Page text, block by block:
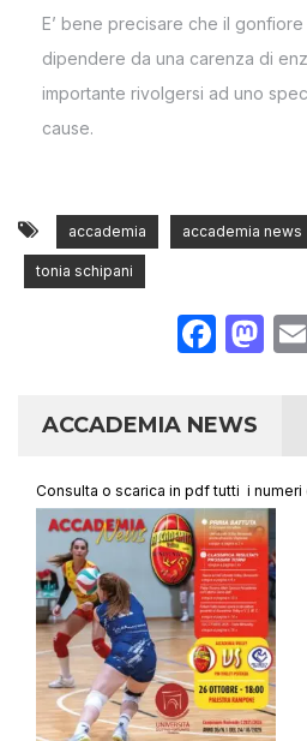
E’ bene precisare che il
dipendere da una carenza di
importante rivolgersi ad uno
cause.
accademia accademia news
tonia schipani
ACCADEMIA NEWS
Consulta o scarica in pdf tutti i